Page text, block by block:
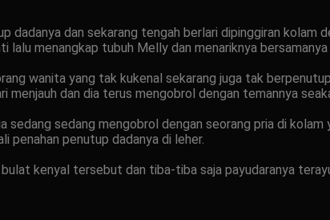
dadanya dan sekarang tengah berlari dipinggiran
lalu menangkap tubuh Melly dan menariknya
wanita yang tak kukenal sekarang juga tak
menjauh dan dia terus mengobrol dengan temannya
sedang sedang mengobrol dengan seorang pria di
penahan penutup dadanya di leher.
kenyal tersebut dan tiba-tiba saja payudaranya